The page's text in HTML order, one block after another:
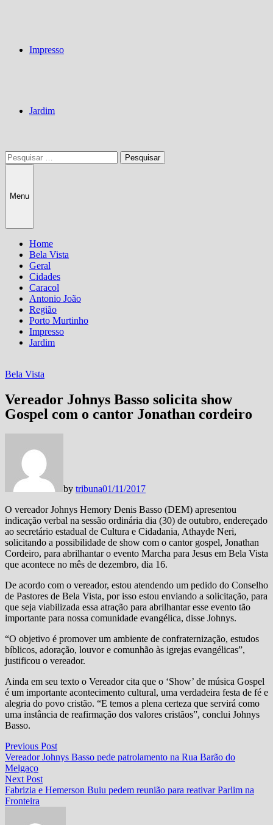
Impresso
Jardim
Pesquisar
por:
Menu
Home
Bela Vista
Geral
Cidades
Caracol
Antonio João
Região
Porto Murtinho
Impresso
Jardim
Bela Vista
Vereador Johnys Basso solicita show
Gospel com o cantor Jonathan cordeiro
by tribuna01/11/2017
O vereador Johnys Hemory Denis Basso (DEM) apresentou
indicação verbal na sessão ordinária dia (30) de outubro, endereçado
ao secretário estadual de Cultura e Cidadania, Athayde Neri,
solicitando a possibilidade de show com o cantor gospel, Jonathan
Cordeiro, para abrilhantar o evento Marcha para Jesus em Bela Vista
que acontece no mês de dezembro, dia 16.
De acordo com o vereador, estou atendendo um pedido do Conselho
de Pastores de Bela Vista, por isso estou enviando a solicitação, para
que seja viabilizada essa atração para abrilhantar esse evento tão
importante para nossa comunidade evangélica, disse Johnys.
“O objetivo é promover um ambiente de confraternização, estudos
bíblicos, adoração, louvor e comunhão às igrejas evangélicas”,
justificou o vereador.
Ainda em seu texto o Vereador cita que o ‘Show’ de música Gospel
é um importante acontecimento cultural, uma verdadeira festa de fé e
alegria do povo cristão. “E temos a plena certeza que servirá como
uma instância de reafirmação dos valores cristãos”, conclui Johnys
Basso.
Navegação
de
Post
Previous PostPrevious
post:
Vereador Johnys Basso pede patrolamento na Rua Barão do
Melgaço
Next PostNext
post:
Fabrizia e Hemerson Buiu pedem reunião para reativar Parlim na
Fronteira